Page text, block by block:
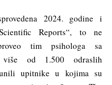
2024. godine i
Reports“, to ne
tim psihologa sa
od 1.500 odraslih
upitnike u kojima su